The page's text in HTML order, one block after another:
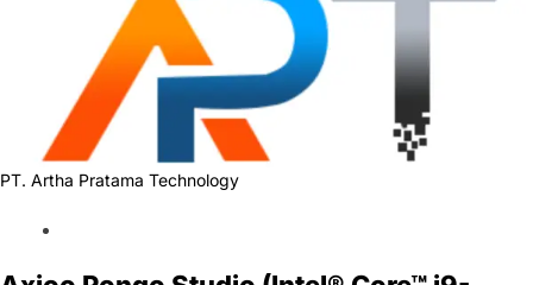
PT. Artha Pratama Technology